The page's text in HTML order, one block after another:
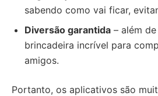
sabendo como vai ficar,
Diversão garantida – além
brincadeira incrível para
amigos.
Portanto, os aplicativos são